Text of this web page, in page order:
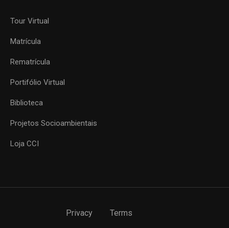
Tour Virtual
Matrícula
Rematrícula
Portifólio Virtual
Biblioteca
Projetos Socioambientais
Loja CCI
Privacy Terms